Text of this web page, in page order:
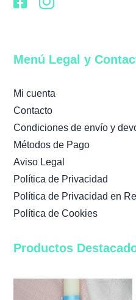
Menú Legal y
Mi cuenta
Contacto
Condiciones de envío y
Métodos de Pago
Aviso Legal
Política de Privacidad
Política de Privacidad en
Política de Cookies
Productos